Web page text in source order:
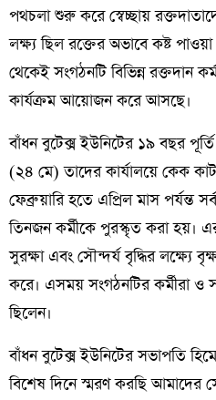
পথচলা শুরু করে স্বেচ্ছায়
লক্ষ্য ছিল রক্তের অভাবে কষ্ট
থেকেই সংগঠনটি বিভিন্ন রক্তদান
কার্যক্রম আয়োজন করে আসছে।
বাঁধন বুটেক্স ইউনিটের ১৯ বছর
(২৪ মে) তাদের কার্যালয়ে কেক
ফেব্রুয়ারি হতে এপ্রিল মাস পর্যন্ত
তিনজন কর্মীকে পুরস্কৃত করা হয়।
সুরক্ষা এবং সৌন্দর্য বৃদ্ধির লক্ষ্যে
করে। এসময় সংগঠনটির কর্মীরা ও
ছিলেন।
বাঁধন বুটেক্স ইউনিটের সভাপতি
বিশেষ দিনে স্মরণ করছি আমাদের